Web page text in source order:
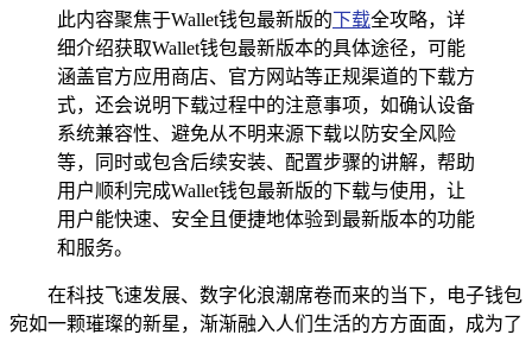
此内容聚焦于Wallet钱包最新版的下载全攻略，详
细介绍获取Wallet钱包最新版本的具体途径，可能
涵盖官方应用商店、官方网站等正规渠道的下载方
式，还会说明下载过程中的注意事项，如确认设备
系统兼容性、避免从不明来源下载以防安全风险
等，同时或包含后续安装、配置步骤的讲解，帮助
用户顺利完成Wallet钱包最新版的下载与使用，让
用户能快速、安全且便捷地体验到最新版本的功能
和服务。
在科技飞速发展、数字化浪潮席卷而来的当下，电子钱包
宛如一颗璀璨的新星，渐渐融入人们生活的方方面面，成为了